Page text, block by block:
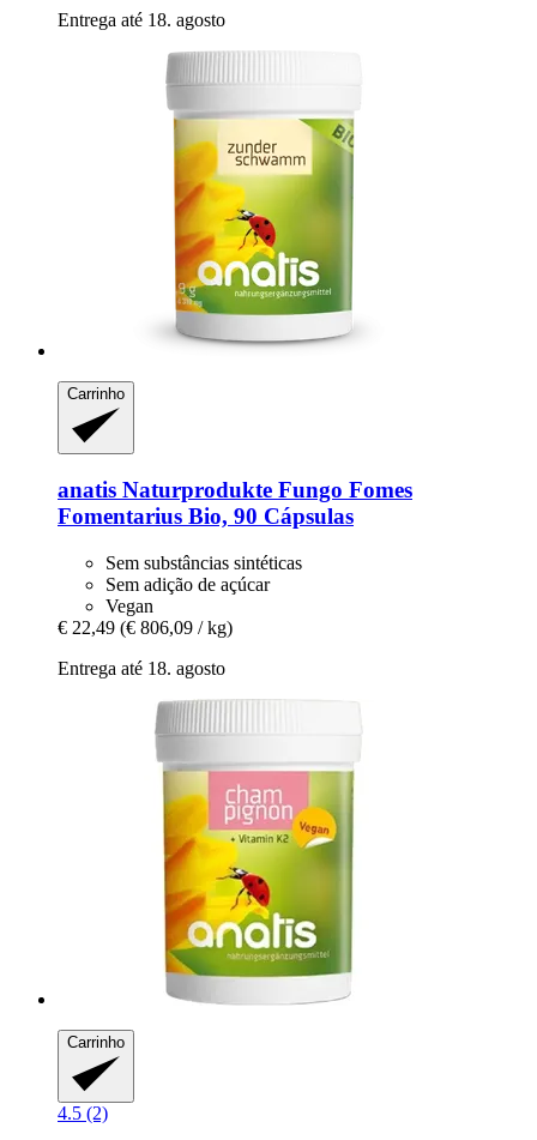
Entrega até 18. agosto
Carrinho
anatis Naturprodukte Fungo Fomes
Fomentarius Bio, 90 Cápsulas
Sem substâncias sintéticas
Sem adição de açúcar
Vegan
€ 22,49 (€ 806,09 / kg)
Entrega até 18. agosto
Carrinho
4.5 (2)